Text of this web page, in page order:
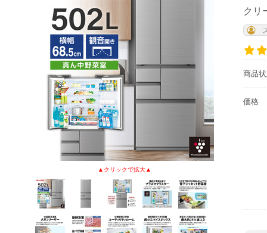
クリ
商品
価格